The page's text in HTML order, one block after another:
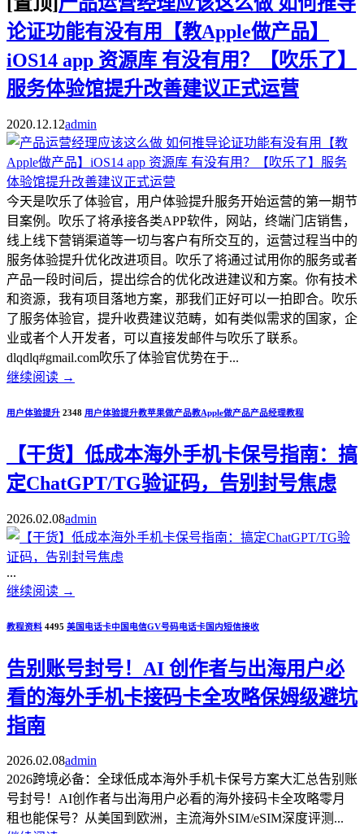
论证功能有没有用【教Apple做产品】
iOS14 app 资源库 有没有用？【吹乐了】
服务体验馆提升改善建议正式运营
2020.12.12admin
今天是吹乐了体验官，用户体验提升服务开始运营的第一期节
目案例。吹乐了将承接各类APP软件，网站，终端门店销售，
线上线下营销渠道等一切与客户有所交互的，运营过程当中的
服务体验提升优化改进项目。吹乐了将通过试用你的服务或者
产品一段时间后，提出综合的优化改进建议和方案。你有技术
和资源，我有项目落地方案，那我们正好可以一拍即合。吹乐
了服务体验官，提升收费建议范畴，如有类似需求的国家，企
业或者个人开发者，可以直接发邮件与吹乐了联系。
dlqdlq#gmail.com吹乐了体验官优势在于...
继续阅读 →
用户体验提升 2348 用户体验提升教苹果做产品教Apple做产品产品经理教程
【干货】低成本海外手机卡保号指南：搞
定ChatGPT/TG验证码，告别封号焦虑
2026.02.08admin
...
继续阅读 →
教程资料 4495 美国电话卡中国电信GV号码电话卡国内短信接收
告别账号封号！AI 创作者与出海用户必
看的海外手机卡接码卡全攻略保姆级避坑
指南
2026.02.08admin
2026跨境必备：全球低成本海外手机卡保号方案大汇总告别账
号封号！AI创作者与出海用户必看的海外接码卡全攻略零月
租也能保号？从美国到欧洲，主流海外SIM/eSIM深度评测...